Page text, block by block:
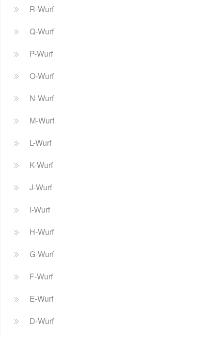
R-Wurf
Q-Wurf
P-Wurf
O-Wurf
N-Wurf
M-Wurf
L-Wurf
K-Wurf
J-Wurf
I-Wurf
H-Wurf
G-Wurf
F-Wurf
E-Wurf
D-Wurf